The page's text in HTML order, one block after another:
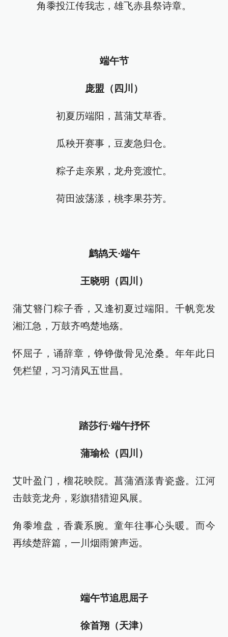
角黍投江传我志，雄飞赤县祭诗章。
端午节
庞盟（四川）
初夏历端阳，菖蒲艾草香。
瓜秧开赛事，豆麦急归仓。
粽子走亲累，龙舟竞渡忙。
荷田波荡漾，桃李果芬芳。
鹧鸪天·端午
王晓明（四川）
蒲艾簪门粽子香，又逢初夏过端阳。千帆竞发
湘江急，万鼓齐鸣楚地殇。
怀屈子，诵辞章，铮铮傲骨见沧桑。年年此日
凭栏望，习习清风五世昌。
踏莎行·端午抒怀
蒲瑜松（四川）
艾叶盈门，榴花映院。菖蒲酒漾青瓷盏。江河
击鼓竞龙舟，彩旗猎猎迎风展。
角黍堆盘，香囊系腕。童年往事心头暖。而今
再续楚辞篇，一川烟雨箫声远。
端午节追思屈子
徐首翔（天津）